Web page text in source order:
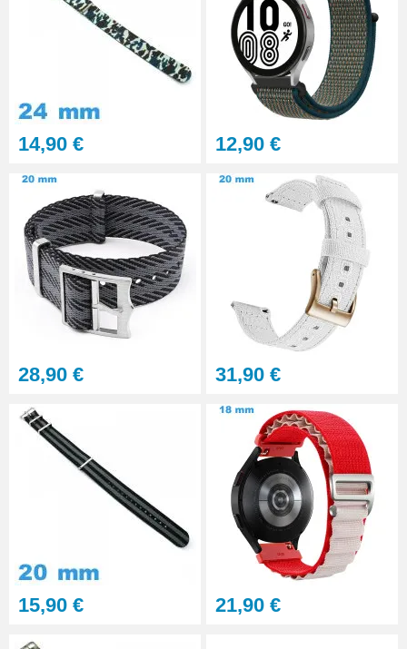
14,90 € 12,90 €
28,90 € 31,90 €
15,90 € 21,90 €